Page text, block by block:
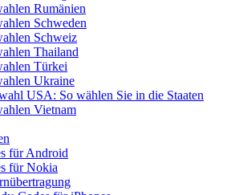
Rumänien
Schweden
Schweiz
Thailand
Türkei
Ukraine
USA: So wählen Sie in die Staaten
Vietnam
für Android
für Nokia